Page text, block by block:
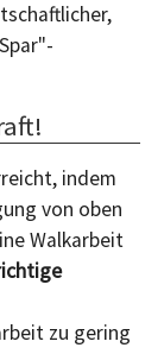
indem
von oben
Walkarbeit
zu gering